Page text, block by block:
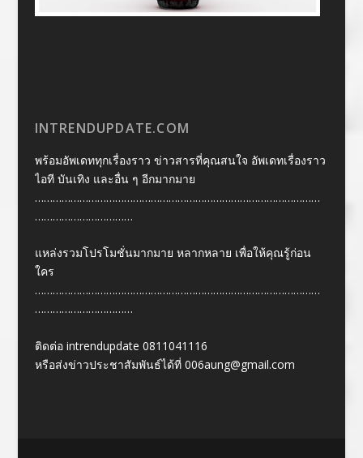
INTRENDUPDATE.COM
พร้อมอัพเดททุกเรื่องราว ข่าวสารที่คุณสนใจ อัพเดทเรื่องราว
ไอที บันเทิง และอื่น ๆ อีกมากมาย
……………………………………………………………………………………
……………………………
แหล่งรวมโปรโมชั่นมากมาย หลากหลาย เพื่อให้คุณรู้ก่อน
ใคร
……………………………………………………………………………………
……………………………
ติดต่อ intrendupdate 0811041116
หรือส่งข่าวประชาสัมพันธ์ได้ที่ 006aung@gmail.com